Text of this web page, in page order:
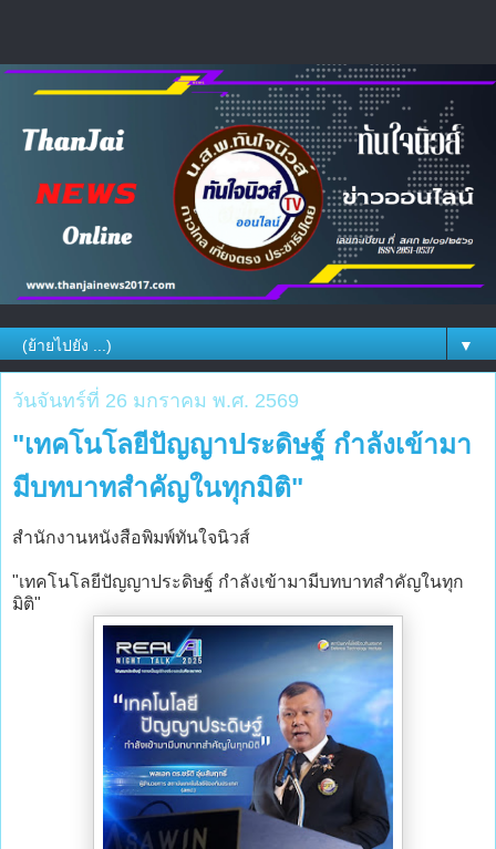
▼
วันจันทร์ที่ 26 มกราคม พ.ศ. 2569
"เทคโนโลยีปัญญาประดิษฐ์ กำลังเข้ามา
มีบทบาทสำคัญในทุกมิติ"
สำนักงานหนังสือพิมพ์ทันใจนิวส์
"เทคโนโลยีปัญญาประดิษฐ์ กำลังเข้ามามีบทบาทสำคัญในทุก
มิติ"